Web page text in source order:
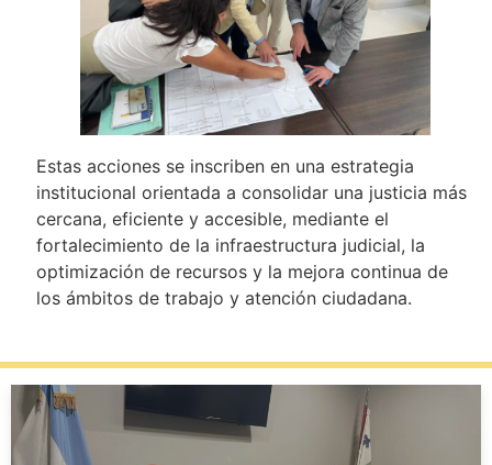
Estas acciones se inscriben en una estrategia
institucional orientada a consolidar una justicia más
cercana, eficiente y accesible, mediante el
fortalecimiento de la infraestructura judicial, la
optimización de recursos y la mejora continua de
los ámbitos de trabajo y atención ciudadana.